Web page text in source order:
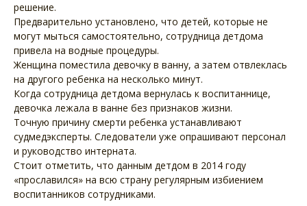
решение.
Предварительно установлено, что детей, которые не
могут мыться самостоятельно, сотрудница детдома
привела на водные процедуры.
Женщина поместила девочку в ванну, а затем отвлеклась
на другого ребенка на несколько минут.
Когда сотрудница детдома вернулась к воспитаннице,
девочка лежала в ванне без признаков жизни.
Точную причину смерти ребенка устанавливают
судмедэксперты. Следователи уже опрашивают персонал
и руководство интерната.
Стоит отметить, что данным детдом в 2014 году
«прославился» на всю страну регулярным избиением
воспитанников сотрудниками.